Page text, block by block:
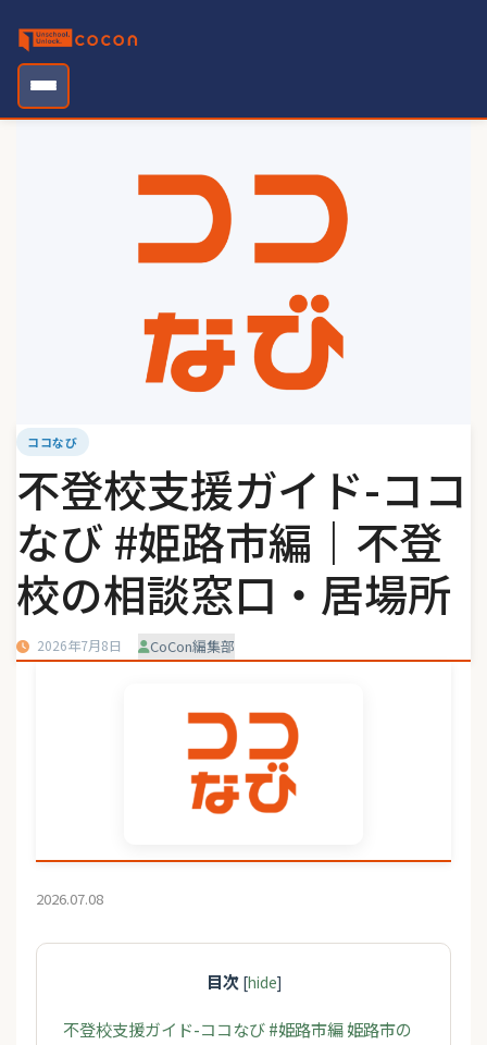
content
ココなび
不登校支援ガイド-ココ
なび #姫路市編｜不登
校の相談窓口・居場所
2026年7月8日 CoCon編集部
2026.07.08
目次 [hide]
不登校支援ガイド-ココなび #姫路市編 姫路市の